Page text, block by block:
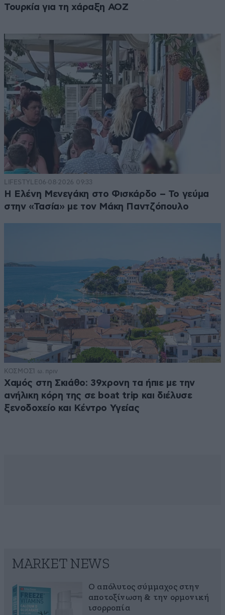
Τουρκία για τη χάραξη ΑΟΖ
LIFESTYLE06·08·2026 09:33
Η Ελένη Μενεγάκη στο Φισκάρδο – Το γεύμα
στην «Τασία» με τον Μάκη Παντζόπουλο
ΚΟΣΜΟΣ1 ω. πριν
Χαμός στη Σκιάθο: 39χρονη τα ήπιε με την
ανήλικη κόρη της σε boat trip και διέλυσε
ξενοδοχείο και Κέντρο Υγείας
MARKET NEWS
Ο απόλυτος σύμμαχος στην
αποτοξίνωση & την ορμονική
ισορροπία